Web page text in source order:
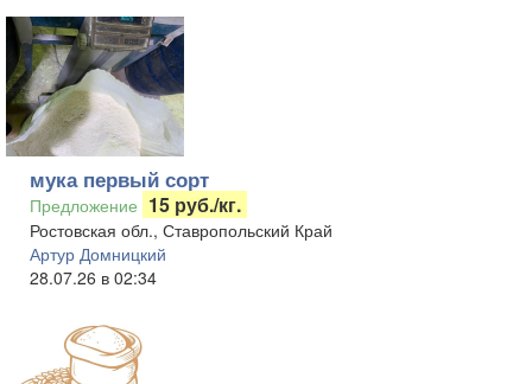
мука первый сорт
Предложение 15 руб./кг.
Ростовская обл., Ставропольский Край
Артур Домницкий
28.07.26 в 02:34